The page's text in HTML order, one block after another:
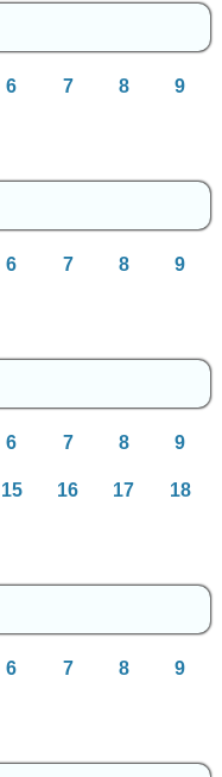
6 7 8 9
6 7 8 9
6 7 8 9
15 16 17 18
6 7 8 9